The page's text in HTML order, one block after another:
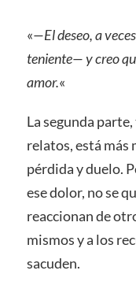
«—El deseo, a
teniente— y creo
amor.«
La segunda
relatos, está más
pérdida y duelo.
ese dolor, no se
reaccionan de
mismos y a los
sacuden.